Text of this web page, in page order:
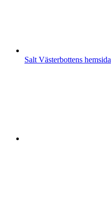
Salt Västerbottens hemsida